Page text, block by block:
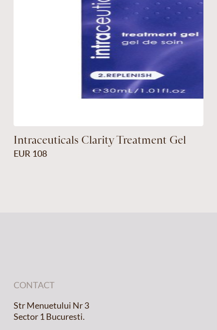
Intraceuticals Clarity Treatment Gel
EUR 108
CONTACT
Str Menuetului Nr 3
Sector 1 Bucuresti.